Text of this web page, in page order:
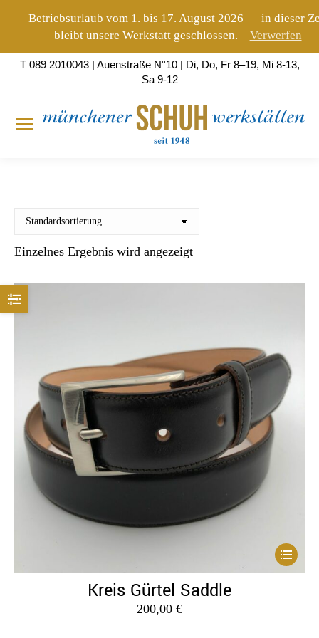
Betriebsurlaub vom 1. bis 17. August 2026 — in dieser
bleibt unsere Werkstatt geschlossen.
Verwerfen
T 089 2010043 | Auenstraße N°10| Di, Do, Fr 8–19, Mi 8-13,
Sa 9-12
Einzelnes Ergebnis wird angezeigt
Dieses
Produkt
Kreis Gürtel Saddle
200,00 €